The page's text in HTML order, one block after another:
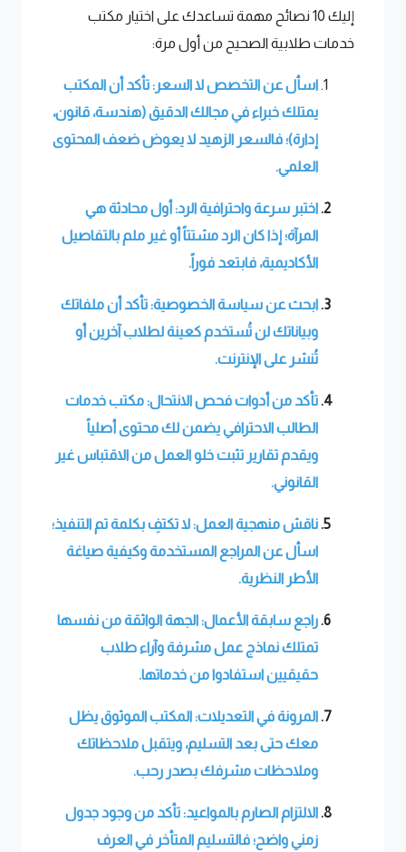
إليك 10 نصائح مهمة تساعدك على اختيار مكتب
خدمات طلابية الصحيح من أول مرة:
اسأل عن التخصص لا السعر: تأكد أن المكتب
يمتلك خبراء في مجالك الدقيق (هندسة، قانون،
إدارة)؛ فالسعر الزهيد لا يعوض ضعف المحتوى
العلمي.
اختبر سرعة واحترافية الرد: أول محادثة هي
المرآة؛ إذا كان الرد مشتتاً أو غير ملم بالتفاصيل
الأكاديمية، فابتعد فوراً.
ابحث عن سياسة الخصوصية: تأكد أن ملفاتك
وبياناتك لن تُستخدم كعينة لطلاب آخرين أو
تُنشر على الإنترنت.
تأكد من أدوات فحص الانتحال: مكتب خدمات
الطالب الاحترافي يضمن لك محتوى أصلياً
ويقدم تقارير تثبت خلو العمل من الاقتباس غير
القانوني.
ناقش منهجية العمل: لا تكتفِ بكلمة تم التنفيذ؛
اسأل عن المراجع المستخدمة وكيفية صياغة
الأطر النظرية.
راجع سابقة الأعمال: الجهة الواثقة من نفسها
تمتلك نماذج عمل مشرفة وآراء طلاب
حقيقيين استفادوا من خدماتها.
المرونة في التعديلات: المكتب الموثوق يظل
معك حتى بعد التسليم، ويتقبل ملاحظاتك
وملاحظات مشرفك بصدر رحب.
الالتزام الصارم بالمواعيد: تأكد من وجود جدول
زمني واضح؛ فالتسليم المتأخر في العرف